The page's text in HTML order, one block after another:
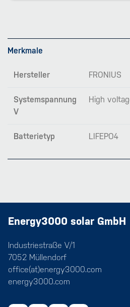
Merkmale
Hersteller FRONIUS
Systemspannung
V
High
Batterietyp LIFEPO4
Energy3000 solar GmbH
Industriestraße V/1
7052 Müllendorf
office(at)energy3000.com
energy3000.com